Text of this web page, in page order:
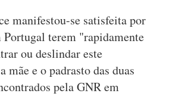
manifestou-se satisfeita por
Portugal terem "rapidamente
ou deslindar este
mãe e o padrasto das duas
pela GNR em